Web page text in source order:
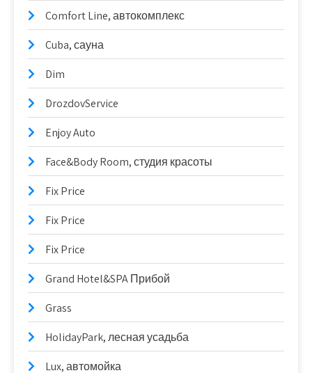
Comfort Line, автокомплекс
Cuba, сауна
Dim
DrozdovService
Enjoy Auto
Face&Body Room, студия красоты
Fix Price
Fix Price
Fix Price
Grand Hotel&SPA Прибой
Grass
HolidayPark, лесная усадьба
Lux, автомойка